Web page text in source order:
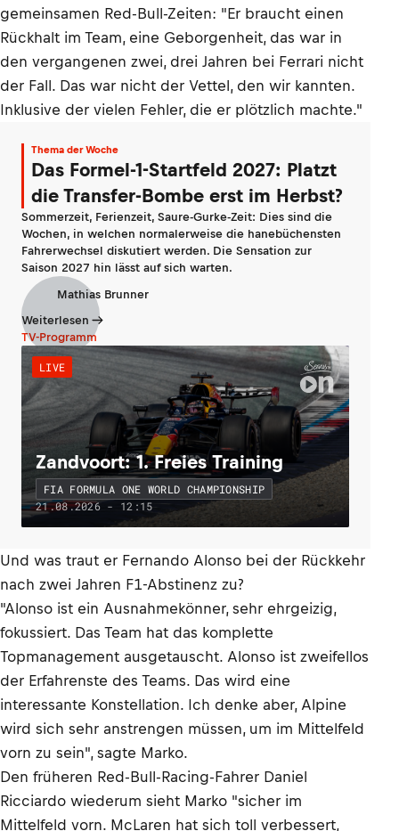
gemeinsamen Red-Bull-Zeiten: "Er braucht einen
Rückhalt im Team, eine Geborgenheit, das war in
den vergangenen zwei, drei Jahren bei Ferrari nicht
der Fall. Das war nicht der Vettel, den wir kannten.
Inklusive der vielen Fehler, die er plötzlich machte."
Thema der Woche
Das Formel-1-Startfeld 2027: Platzt
die Transfer-Bombe erst im Herbst?
Sommerzeit, Ferienzeit, Saure-Gurke-Zeit: Dies sind die
Wochen, in welchen normalerweise die hanebüchensten
Fahrerwechsel diskutiert werden. Die Sensation zur
Saison 2027 hin lässt auf sich warten.
Mathias Brunner
Weiterlesen
TV-Programm
LIVE
Zandvoort: 1. Freies Training
FIA FORMULA ONE WORLD CHAMPIONSHIP
21.08.2026 - 12:15
Und was traut er Fernando Alonso bei der Rückkehr
nach zwei Jahren F1-Abstinenz zu?
"Alonso ist ein Ausnahmekönner, sehr ehrgeizig,
fokussiert. Das Team hat das komplette
Topmanagement ausgetauscht. Alonso ist zweifellos
der Erfahrenste des Teams. Das wird eine
interessante Konstellation. Ich denke aber, Alpine
wird sich sehr anstrengen müssen, um im Mittelfeld
vorn zu sein", sagte Marko.
Den früheren Red-Bull-Racing-Fahrer Daniel
Ricciardo wiederum sieht Marko "sicher im
Mittelfeld vorn. McLaren hat sich toll verbessert,